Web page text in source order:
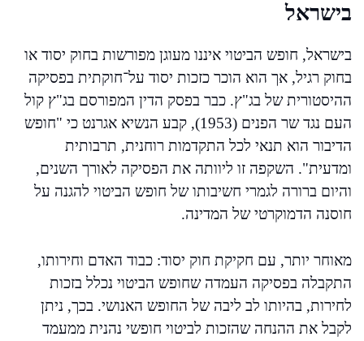
בישראל
בישראל, חופש הביטוי איננו מעוגן מפורשות בחוק יסוד או
בחוק רגיל, אך הוא הוכר כזכות יסוד על־חוקתית בפסיקה
ההיסטורית של בג"ץ. כבר בפסק הדין המפורסם בג"ץ קול
העם נגד שר הפנים (1953), קבע הנשיא אגרנט כי "חופש
הדיבור הוא תנאי לכל התקדמות רוחנית, תרבותית
ומדעית". השקפה זו ליוותה את הפסיקה לאורך השנים,
והיום ברורה לגמרי חשיבותו של חופש הביטוי להגנה על
חוסנה הדמוקרטי של המדינה.
מאוחר יותר, עם חקיקת חוק יסוד: כבוד האדם וחירותו,
התקבלה בפסיקה העמדה שחופש הביטוי נכלל בזכות
לחירות, בהיותו לב ליבה של החופש האנושי. בכך, ניתן
לקבל את ההנחה שהזכות לביטוי חופשי נהנית ממעמד